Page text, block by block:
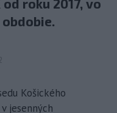
roku 2017, vo
Košického
jesenných